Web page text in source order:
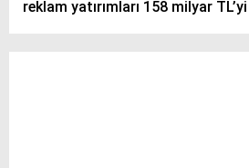
reklam yatırımları 158 milyar